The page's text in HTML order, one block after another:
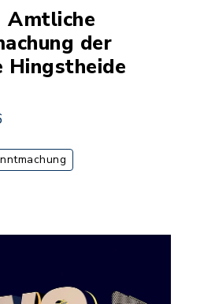
Amtliche
der
Hingstheide